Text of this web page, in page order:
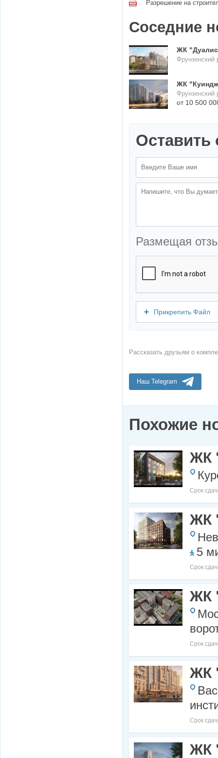
Разрешение на
Соседние
ЖК
ЖК
Оставить
Размещая
Прикрепить Файл
Рассказать друзьям о
Наш Telegram
Похожие
ЖК
Срок
ЖК
5
Срок
ЖК
Срок
ЖК
Срок
ЖК